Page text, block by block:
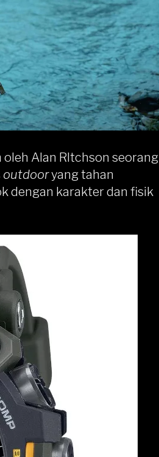
Alan RItchson seorang
outdooryang tahan
dengan karakter dan fisik